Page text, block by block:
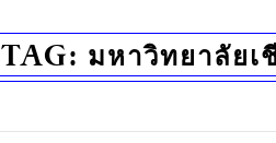
TAG: มหาวิทยาลัยเ